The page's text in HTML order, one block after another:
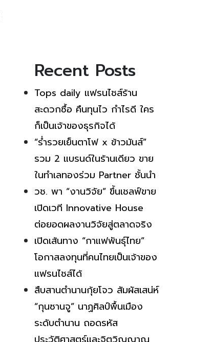
Recent Posts
Tops daily แฟรนไชส์ร้าน
สะดวกซื้อ คืนทุนไว กำไรดี ใคร
ก็เป็นเจ้าของธุรกิจได้
“ร่ำรวยเย็นตาโฟ x ข้าวมันส์”
รวม 2 แบรนด์ในร้านเดียว ขาย
ในทำเลทองร่วม Partner ชั้นนำ
วช. พา “งานวิจัย” ขึ้นเชลฟ์ขาย
เปิดเวที Innovative House
ต่อยอดผลงานวิจัยสู่ตลาดจริง
เปิดเส้นทาง “กาแฟพันธุ์ไทย”
โอกาสลงทุนที่คนไทยเป็นเจ้าของ
แฟรนไชส์ได้
สืบสานตำนานกุ้ยโจว สัมผัสเสน่ห์
“กุนซานจู” นาฏศิลป์พื้นเมือง
ระดับตำนาน ถอดรหัส